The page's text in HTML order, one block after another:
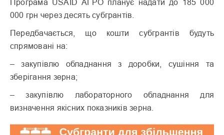
Програма USAID АГРО планує надати до 185 000
000 грн через десять субгрантів.
Передбачається, що кошти субгрантів будуть
спрямовані на:
– закупівлю обладнання з доробки, сушіння та
зберігання зерна;
– закупівлю лабораторного обладнання для
визначення якісних показників зерна.